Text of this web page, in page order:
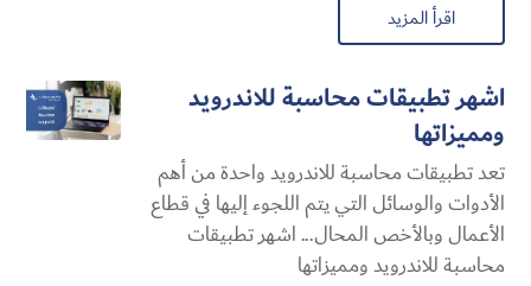
اقرأ المزيد
اشهر تطبيقات محاسبة للاندرويد
ومميزاتها
تعد تطبيقات محاسبة للاندرويد واحدة من أهم
الأدوات والوسائل التي يتم اللجوء إليها في قطاع
الأعمال وبالأخص المحال... اشهر تطبيقات
محاسبة للاندرويد ومميزاتها